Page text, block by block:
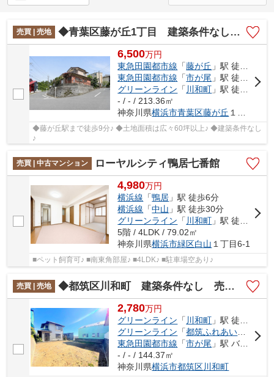
売買 | 売地 ◆青葉区藤が丘1丁目 建築条件なし売地◆
6,500万円
東急田園都市線 「藤が丘 」駅 徒歩9分
東急田園都市線 「市が尾 」駅 徒歩15分
グリーンライン 「 川和町 」駅 徒歩32分
- / - / 213.36㎡
神奈川県横浜市青葉区藤が丘 １丁目
◆藤が丘駅まで徒歩9分♪ ◆土地面積は広々60坪以上♪ ◆建築条件なし
♪
売買 | 中古マンション ローヤルシティ鴨居七番館
4,980万円
横浜線 「鴨居 」駅 徒歩6分
横浜線 「中山 」駅 徒歩30分
グリーンライン 「 川和町 」駅 徒歩39分
5階 / 4LDK / 79.02㎡
神奈川県横浜市緑区白山 １丁目6-1
■ペット飼育可♪ ■南東角部屋♪ ■4LDK♪ ■駐車場空あり♪
売買 | 売地 ◆都筑区川和町 建築条件なし 売地◆
2,780万円
グリーンライン 「 川和町 」駅 徒歩11分
グリーンライン 「都筑ふれあいの丘
」駅
東急田園都市線 「市が尾 」駅 バス12分 「川和町（バス）」 停歩8分
- / - / 144.37㎡
神奈川県横浜市都筑区川和町